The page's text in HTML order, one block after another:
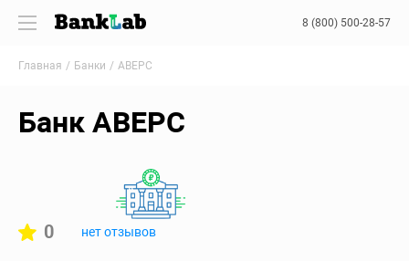
8 (800) 500-28-57
Главная Банки АВЕРС
Банк АВЕРС
0 нет отзывов